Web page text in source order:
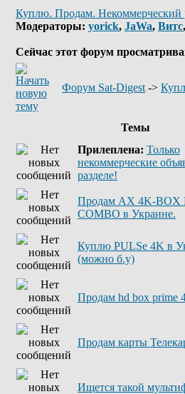
Куплю. Продам. Некоммерческий
Модераторы: yorick, JaWa, Витс,
Сейчас этот форум
Форум Sat-Digest ->
Темы
Прилеплена: Только
некоммерческие
разделе!
Продам AX 4K-BOX
COMBO в Украине.
Куплю PULSe 4K в
(можно б.у)
Продам hd box prime
Продам карты
Ищется такой